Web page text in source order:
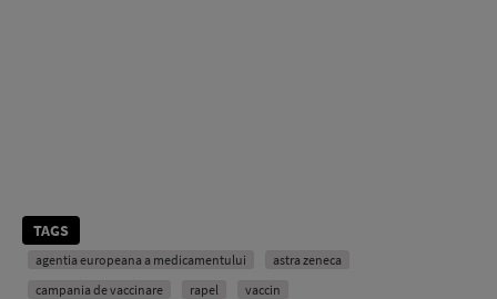
TAGS
agentia europeana a medicamentului
astra zeneca
campania de vaccinare
rapel vaccin